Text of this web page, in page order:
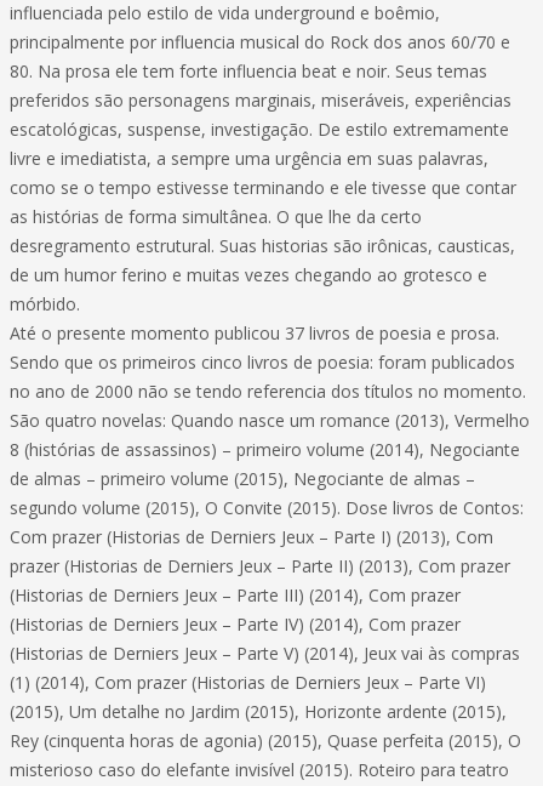
influenciada pelo estilo de vida underground e boêmio,
principalmente por influencia musical do Rock dos anos 60/70 e
80. Na prosa ele tem forte influencia beat e noir. Seus temas
preferidos são personagens marginais, miseráveis, experiências
escatológicas, suspense, investigação. De estilo extremamente
livre e imediatista, a sempre uma urgência em suas palavras,
como se o tempo estivesse terminando e ele tivesse que contar
as histórias de forma simultânea. O que lhe da certo
desregramento estrutural. Suas historias são irônicas, causticas,
de um humor ferino e muitas vezes chegando ao grotesco e
mórbido.
Até o presente momento publicou 37 livros de poesia e prosa.
Sendo que os primeiros cinco livros de poesia: foram publicados
no ano de 2000 não se tendo referencia dos títulos no momento.
São quatro novelas: Quando nasce um romance (2013), Vermelho
8 (histórias de assassinos) – primeiro volume (2014), Negociante
de almas – primeiro volume (2015), Negociante de almas –
segundo volume (2015), O Convite (2015). Dose livros de Contos:
Com prazer (Historias de Derniers Jeux – Parte I) (2013), Com
prazer (Historias de Derniers Jeux – Parte II) (2013), Com prazer
(Historias de Derniers Jeux – Parte III) (2014), Com prazer
(Historias de Derniers Jeux – Parte IV) (2014), Com prazer
(Historias de Derniers Jeux – Parte V) (2014), Jeux vai às compras
(1) (2014), Com prazer (Historias de Derniers Jeux – Parte VI)
(2015), Um detalhe no Jardim (2015), Horizonte ardente (2015),
Rey (cinquenta horas de agonia) (2015), Quase perfeita (2015), O
misterioso caso do elefante invisível (2015). Roteiro para teatro